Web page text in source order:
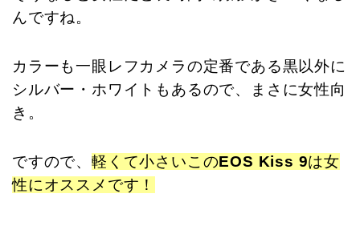
んですね。
カラーも一眼レフカメラの定番である黒以外に
シルバー・ホワイトもあるので、まさに女性向
き。
ですので、 軽くて小さいこのEOS Kiss 9は女
性にオススメです！